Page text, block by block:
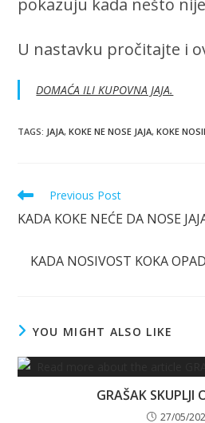
pokazuju kada nešto
U nastavku pročitajte i
DOMAĆA ILI KUPOVNA JAJA.
TAGS: JAJA, KOKE NE NOSE JAJA, KOKE
Read
articles
Previous Post
KADA KOKE NEĆE DA NOSE
KADA NOSIVOST KOKA
YOU MIGHT ALSO LIKE
GRAŠAK SKUPLJI
27/05/